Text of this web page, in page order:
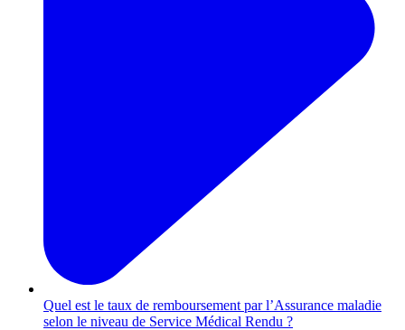
Quel est le taux de remboursement par l’Assurance maladie
selon le niveau de Service Médical Rendu ?